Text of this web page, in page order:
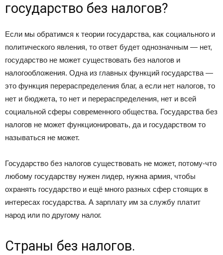
государство без налогов?
Если мы обратимся к теории государства, как социального и
политического явления, то ответ будет однозначным — нет,
государство не может существовать без налогов и
налогообложения. Одна из главных функций государства —
это функция перераспределения благ, а если нет налогов, то
нет и бюджета, то нет и перераспределения, нет и всей
социальной сферы современного общества. Государства без
налогов не может функционировать, да и государством то
называться не может.
Государство без налогов существовать не может, потому-что
любому государству нужен лидер, нужна армия, чтобы
охранять государство и ещё много разных сфер стоящих в
интересах государства. А зарплату им за службу платит
народ или по другому налог.
Страны без налогов.